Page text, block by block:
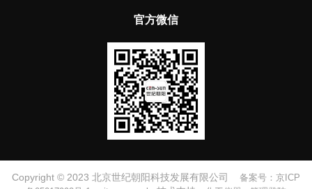
官方微信
Copyright © 2023 北京世纪朝阳科技发展有限公司 备案号：京ICP